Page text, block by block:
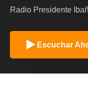
Radio Presidente
Escuchar